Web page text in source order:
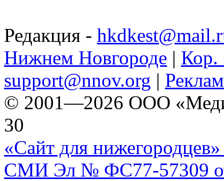
Редакция -
Нижнем Новгороде | Кор.
support@nnov.org |
© 2001—2026 ООО
30
«Сайт для нижегородцев»
СМИ Эл № ФС77-57309